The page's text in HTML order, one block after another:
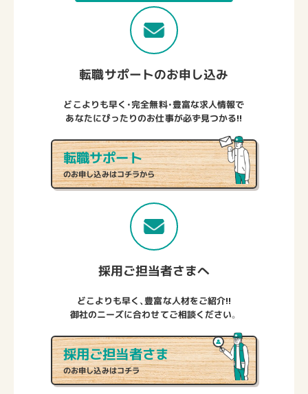
転職サポートのお申し込み
どこよりも早く・完全無料・豊富な求人情報で
あなたにぴったりのお仕事が必ず見つかる!!
転職サポート
のお申し込みはコチラから
採用ご担当者さまへ
どこよりも早く、豊富な人材をご紹介!!
御社のニーズに合わせてご相談ください。
採用ご担当者さま
のお申し込みはコチラ